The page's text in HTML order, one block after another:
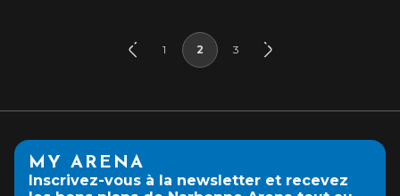
1 2 3
MY ARENA
Inscrivez-vous à la newsletter et recevez